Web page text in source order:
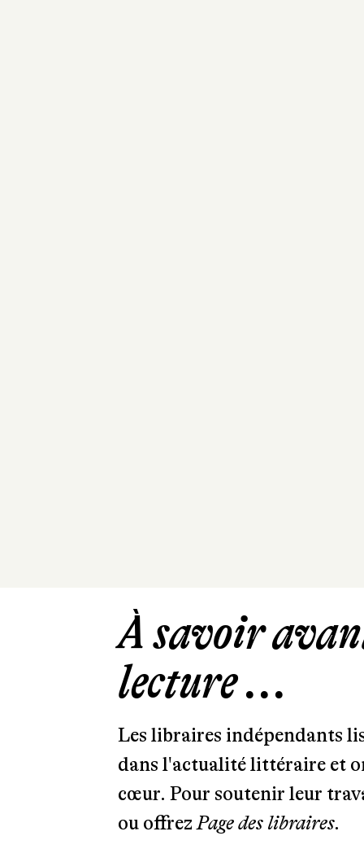
À savoir
lecture ...
Les libraires indépendants
dans l'actualité littéraire et
cœur. Pour soutenir leur
ou offrezPage des libraires.